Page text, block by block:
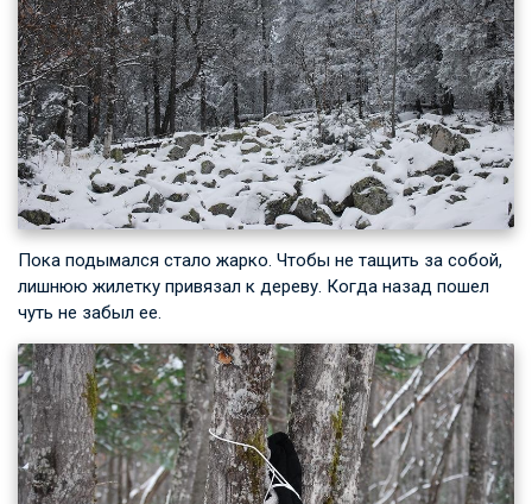
Пока подымался стало жарко. Чтобы не тащить за собой,
лишнюю жилетку привязал к дереву. Когда назад пошел
чуть не забыл ее.